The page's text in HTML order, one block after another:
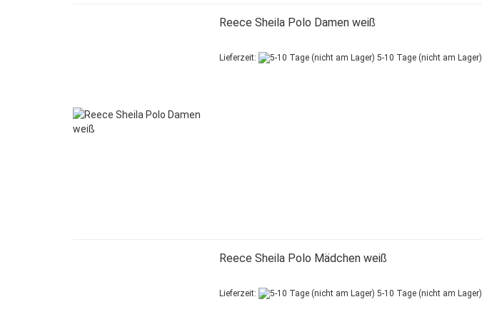
Reece Sheila Polo Damen weiß
Lieferzeit: 5-10 Tage (nicht am Lager)
Reece Sheila Polo Mädchen weiß
Lieferzeit: 5-10 Tage (nicht am Lager)